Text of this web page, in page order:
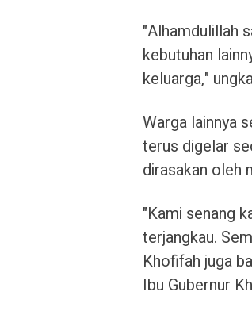
"Alhamdulillah
kebutuhan
keluarga,"
Warga lainnya
terus digelar
dirasakan oleh
"Kami senang
terjangkau.
Khofifah juga
Ibu Gubernur